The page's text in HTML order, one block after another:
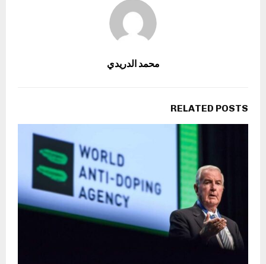
محمد الدريدي
RELATED POSTS